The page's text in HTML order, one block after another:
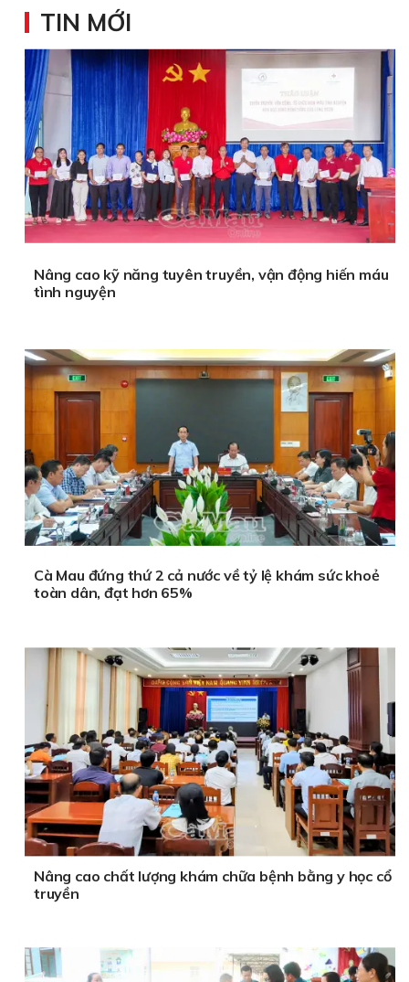
TIN MỚI
Nâng cao kỹ năng tuyên truyền, vận động hiến máu
tình nguyện
Cà Mau đứng thứ 2 cả nước về tỷ lệ khám sức khoẻ
toàn dân, đạt hơn 65%
Nâng cao chất lượng khám chữa bệnh bằng y học cổ
truyền